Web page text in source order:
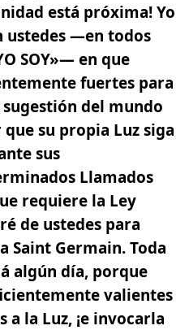
está próxima! Yo
ustedes —en todos
SOY»— en que
fuertes para
del mundo
su propia Luz siga
sus
Llamados
requiere la Ley
de ustedes para
Saint Germain. Toda
algún día, porque
valientes
la Luz, ¡e invocarla